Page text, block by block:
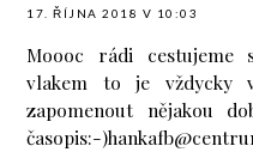
17. ŘÍJNA 2018 V 10:03
Moooc rádi cestujeme
vlakem to je vždycky
zapomenout nějakou
časopis:-